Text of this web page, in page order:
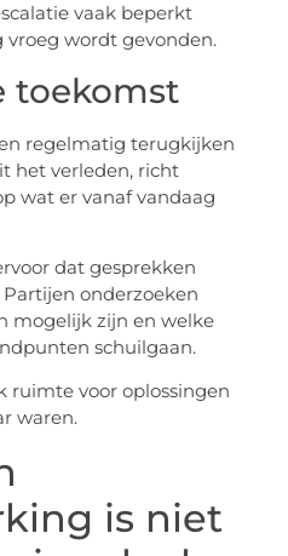
vaak beperkt
vroeg wordt gevonden.
toekomst
regelmatig terugkijken
het verleden, richt
wat er vanaf vandaag
dat gesprekken
onderzoeken
mogelijk zijn en welke
schuilgaan.
ruimte voor oplossingen
waren.
is niet